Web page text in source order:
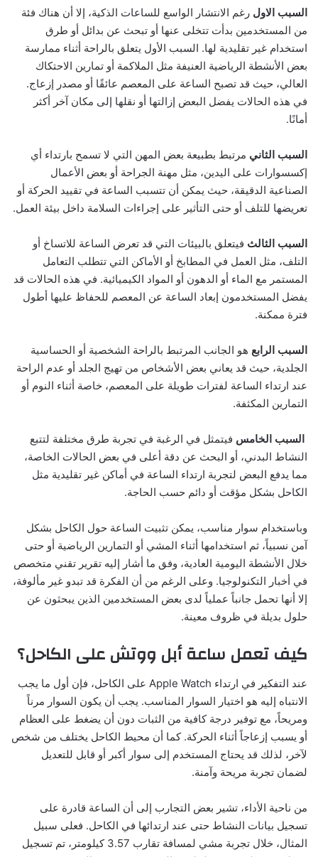
السبب الاول رغم الانتشار الواسع للساعات الذكية، إلا أن هناك فئة
من المستخدمين بدأت تتخلى عنها أو تبحث عن بدائل أو طرق
استخدام غير تقليدية لها. السبب الأول يتعلق بالراحة أثناء ممارسة
بعض الأنشطة الرياضية العنيفة مثل الملاكمة أو تمارين الاحتكاك
العالي، حيث قد تصبح الساعة على المعصم عائقًا أو مصدر إزعاج.
في هذه الحالات يفضل البعض إزالتها أو نقلها إلى مكان آخر أكثر
أمانًا.
السبب الثاني مرتبط بطبيعة بعض المهن التي لا تسمح بارتداء أي
إكسسوارات على اليدين، مثل مهنة الجراحة أو بعض الأعمال
الصناعية الدقيقة، حيث يمكن أن تتسبب الساعة في تقييد الحركة أو
تعريضها للتلف أو حتى التأثير على إجراءات السلامة داخل بيئة العمل.
السبب الثالث فيتعلق بالبيئات التي قد تعرض الساعة للاتساخ أو
التلف، مثل العمل في المطابخ أو الأماكن التي تتطلب التعامل
المستمر مع الماء أو الدهون أو المواد الكيميائية. في هذه الحالات قد
يفضل المستخدمون إبعاد الساعة عن المعصم للحفاظ عليها أطول
فترة ممكنة.
السبب الرابع هو الجانب المرتبط بالراحة الشخصية أو الحساسية
الجلدية، حيث قد يعاني بعض الأشخاص من تهيج الجلد أو عدم الراحة
عند ارتداء الساعة لفترات طويلة على المعصم، خاصة أثناء النوم أو
التمارين المكثفة.
السبب الخامس فيتمثل في الرغبة في تجربة طرق مختلفة لتتبع
النشاط البدني، أو البحث عن دقة أعلى في بعض الحالات الخاصة،
مما يدفع البعض لتجربة ارتداء الساعة في أماكن غير تقليدية مثل
الكاحل بشكل مؤقت أو دائم حسب الحاجة.
وباستخدام سوار مناسب، يمكن تثبيت الساعة حول الكاحل بشكل
آمن نسبياً، ثم استخدامها أثناء المشي أو التمارين الرياضية أو حتى
خلال الأنشطة اليومية العادية، وفق ما أشار إليه تقرير تقني متخصص
في أخبار التكنولوجيا. وعلى الرغم من أن الفكرة قد تبدو غير مألوفة،
إلا أنها تحمل جانباً عملياً لدى بعض المستخدمين الذين يبحثون عن
حلول بديلة في ظروف معينة.
كيف تعمل ساعة أبل ووتش على الكاحل؟
عند التفكير في ارتداء Apple Watch على الكاحل، فإن أول ما يجب
الانتباه إليه هو اختيار السوار المناسب. يجب أن يكون السوار مرناً
ومريحاً، مع توفير درجة كافية من الثبات دون أن يضغط على العظام
أو يسبب إزعاجاً أثناء الحركة. كما أن محيط الكاحل يختلف من شخص
لآخر، لذلك قد يحتاج المستخدم إلى سوار أكبر أو قابل للتعديل
لضمان تجربة مريحة وآمنة.
من ناحية الأداء، تشير بعض التجارب إلى أن الساعة قادرة على
تسجيل بيانات النشاط حتى عند ارتدائها في الكاحل. فعلى سبيل
المثال، خلال تجربة مشي لمسافة تقارب 3.57 كيلومتر، تم تسجيل